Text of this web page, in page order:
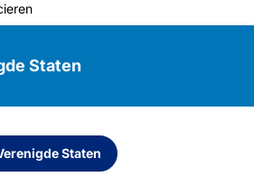
Staten
Staten